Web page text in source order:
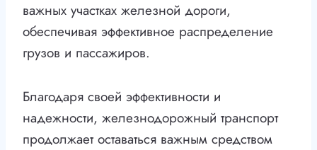
важных участках железной дороги,
обеспечивая эффективное распределение
грузов и пассажиров.
Благодаря своей эффективности и
надежности, железнодорожный транспорт
продолжает оставаться важным средством